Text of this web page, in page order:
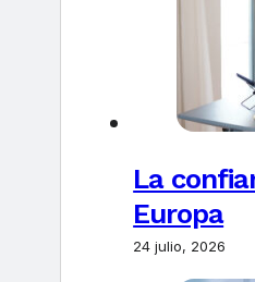
La
Europa
24 julio, 2026